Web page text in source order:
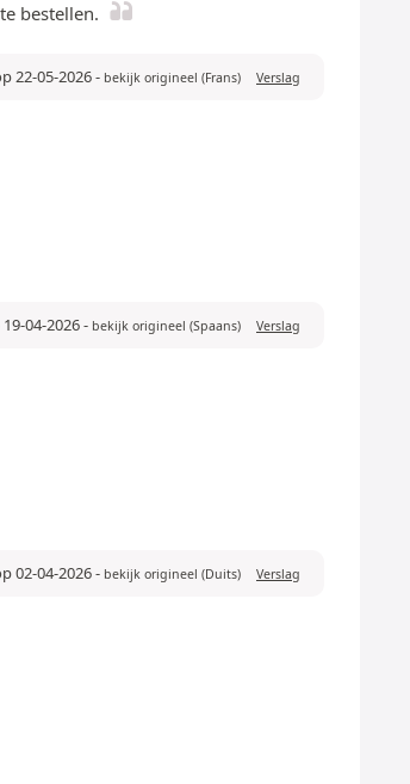
bestellen.
22-05-2026- bekijk origineel (Frans) Verslag
04-2026- bekijk origineel (Spaans) Verslag
02-04-2026- bekijk origineel (Duits) Verslag